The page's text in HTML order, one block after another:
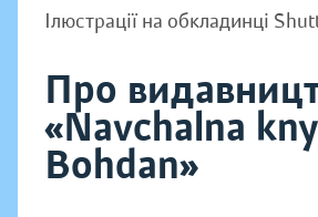
Ілюстрації на обкладинці
Про
«Navchalna
Bohdan»